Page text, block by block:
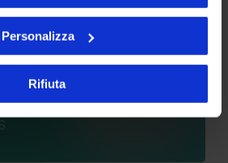
Personalizza
Rifiuta
e nuove linee guida: